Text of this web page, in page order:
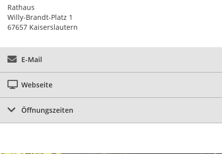
Rathaus
Willy-Brandt-Platz 1
67657 Kaiserslautern
E-Mail
Webseite
Öffnungszeiten